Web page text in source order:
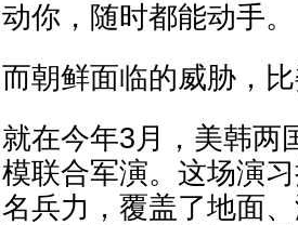
动你，随时都能动手。
而朝鲜面临的威胁，
就在今年3月，美韩两
模联合军演。这场演
名兵力，覆盖了地面